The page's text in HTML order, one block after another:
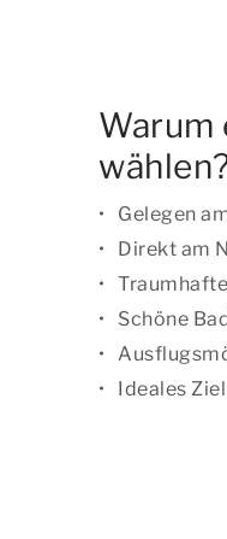
Warum
Gelegen
Direkt am
Schöne
Ideales